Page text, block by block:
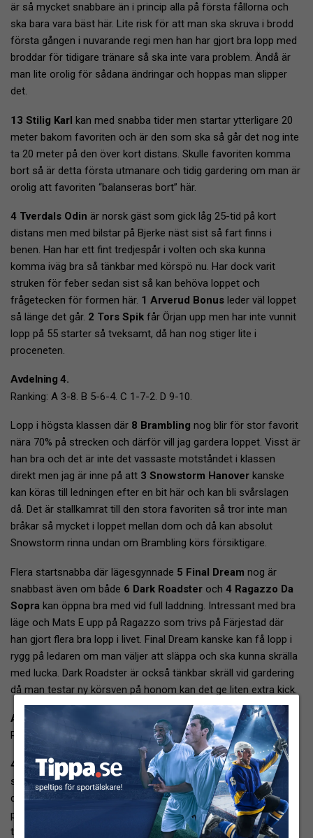
är så mycket snabbare än i princip alla på första fållorna och
ska bara vara bäst här. Lite risk för att man ska skruva i brodd
första gången i nuvarande regi men han har gjort bra lopp med
broddar för tidigare tränare så ska inte vara problem. Ändå är
man lite orolig för sådana ändringar och hoppas man slipper
det.
13 Stilig Karl kan med snabba tider men startar ytterligare 20
meter bakom favoriten och är den som ska så går det nog inte
ta 20 meter på den över kort distans. Skulle favoriten komma
bort så är detta första utmanare och tidig gardering om man är
orolig att favoriten “balanseras bort” här.
4 Tverdals Odin är norsk gäst som gick låg 25-tid på kort
distans men med bilstar på Bjerke näst sist så fart finns i
benen. Han har ett fint tredjespår i volten och ska kunna
komma iväg bra så tänkbar med körspö nu. Har dock varit
struken för feber sedan sist så kan behöva loppet och
frågetecken för formen här. 1 Arverud Bonus leder väl loppet
så länge det går. 2 Tors Spik får Örjan upp men har inte vunnit
lopp på 55 starter så tveksamt, då han nog stiger lite i
proceneten.
Avdelning 4.
Ranking: A 3-8. B 5-6-4. C 1-7-2. D 9-10.
Lopp i högsta klassen där 8 Brambling nog blir för stor favorit
nära 70% på strecken och därför vill jag gardera loppet. Visst är
han bra och det är inte det vassaste motståndet i klassen
direkt men jag är inne på att 3 Snowstorm Hanover kanske
kan köras till ledningen efter en bit här och kan bli svårslagen
då. Det är stallkamrat till den stora favoriten så tror inte man
bråkar så mycket i loppet mellan dom och då kan absolut
Snowstorm rinna undan om Brambling körs försiktigare.
Flera startsnabba där lägesgynnade 5 Final Dream nog är
snabbast även om både 6 Dark Roadster och 4 Ragazzo Da
Sopra kan öppna bra med vid full laddning. Intressant med bra
läge och Mats E upp på Ragazzo som trivs på Färjestad där
han gjort flera bra lopp i livet. Final Dream kanske kan få lopp i
rygg på ledaren om man väljer att släppa och ska kunna skrälla
med lucka. Dark Roadster är också tänkbar skräll vid gardering
då man testar ny körsven på honom kan det ge liten extra kick.
Avdelning 5.
Ranking: A 12. B 13-6. C 15-5-1-7-8-4. D 3-2-10-9-11.
4 Excellenzenär betrodd men man ligger väldigt lågt från
stallhåll där man säger att skor på nu är stort minus, därför blir
det sista loppet i år. Man är väldigt nöjda om det blir några
pengar alls här med planer på väldigt snällt upplägg. Favorit på
tidiga kupongerna och fortsatt 26% på söndag morgon är